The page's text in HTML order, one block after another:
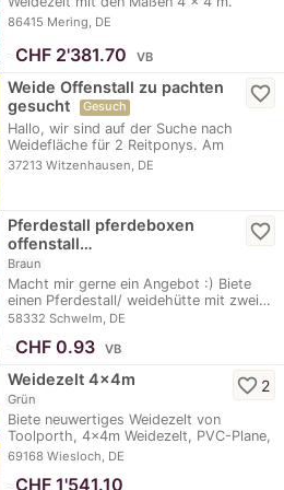
Marke…
86415 Mering, DE
CHF 2'381.70 VB
Weide Offenstall zu pachten
gesucht
Gesuch
Hallo, wir sind auf der Suche nach
Weidefläche für 2 Reitponys. Am
liebsten zum…
37213 Witzenhausen, DE
favorite_border
Pferdestall pferdeboxen
offenstall…
Braun
Macht mir gerne ein Angebot :) Biete
einen Pferdestall/ weidehütte mit zwei…
58332 Schwelm, DE
favorite_border
CHF 0.93 VB
Weidezelt 4x4m
Grün
Biete neuwertiges Weidezelt von
Toolporth, 4x4m Weidezelt, PVC-Plane,
dunkelgrün,…
69168 Wiesloch, DE
favorite_border 2
CHF 1'541.10